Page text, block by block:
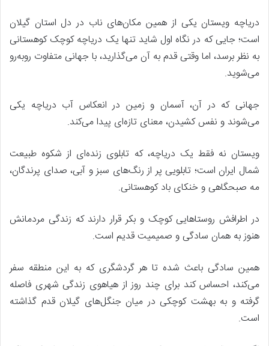
دریاچه ویستان یکی از همین مکان‌های ناب در دل استان گیلان
است؛ جایی که در نگاه اول شاید تنها یک دریاچه کوچک کوهستانی
به نظر برسد، اما وقتی قدم به آن می‌گذارید، با جهانی متفاوت روبه‌رو
می‌شوید.
جهانی که در آن، آسمان و زمین در انعکاس آب دریاچه یکی
می‌شوند و نفس کشیدن، معنای تازه‌ای پیدا می‌کند.
ویستان نه فقط یک دریاچه، که تابلوی زنده‌ای از شکوه طبیعت
شمال ایران است؛ تابلویی پر از رنگ‌های سبز و آبی، صدای پرندگان،
مه صبحگاهی و خنکای باد کوهستانی.
در اطرافش روستاهایی کوچک و بکر قرار دارند که زندگی مردمانش
هنوز به همان سادگی و صمیمیت قدیم است.
همین سادگی باعث شده تا هر گردشگری که به این منطقه سفر
می‌کند، احساس کند برای چند روز از هیاهوی زندگی شهری فاصله
گرفته و به بهشت کوچکی در میان جنگل‌های گیلان قدم گذاشته
است.